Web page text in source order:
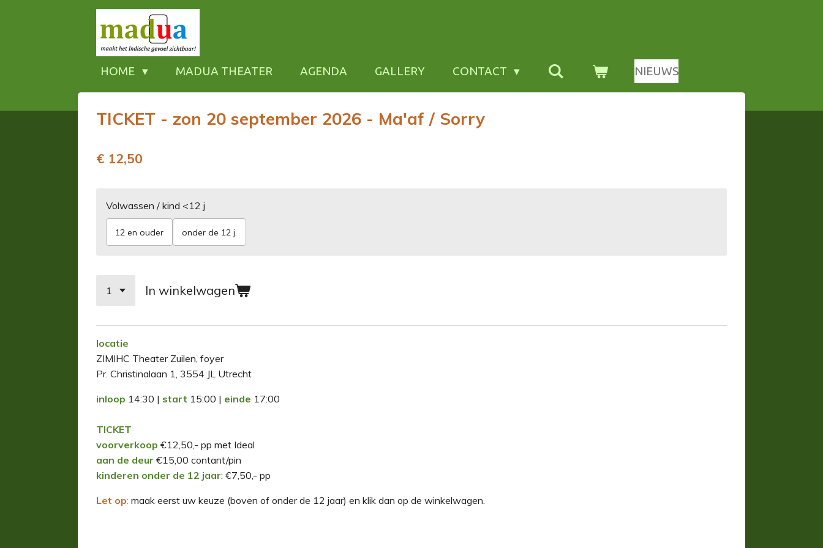
HOME MADUA THEATER AGENDA GALLERY CONTACT NIEUWS
TICKET - zon 20 september 2026 - Ma'af / Sorry
€ 12,50
Volwassen / kind <12 j
12 en ouder onder de 12 j.
In winkelwagen
locatie
ZIMIHC Theater Zuilen, foyer
Pr. Christinalaan 1, 3554 JL Utrecht
inloop 14:30 | start 15:00 | einde 17:00
TICKET
voorverkoop €12,50,- pp met Ideal
aan de deur €15,00 contant/pin
kinderen onder de 12 jaar: €7,50,- pp
Let op: maak eerst uw keuze (boven of onder de 12 jaar) en klik dan op de winkelwagen.